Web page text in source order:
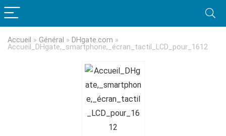
Accueil » Général » DHgate.com »
Accueil_DHgate,_smartphone,_écran_tactil_LCD_pour_1612